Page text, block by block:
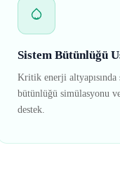
Sistem Bütünlüğü
Kritik enerji altyapısında
bütünlüğü simülasyonu
destek.